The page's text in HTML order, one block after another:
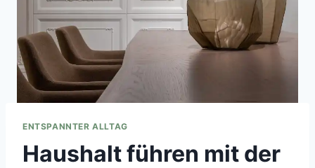
ENTSPANNTER ALLTAG
Haushalt führen mit der